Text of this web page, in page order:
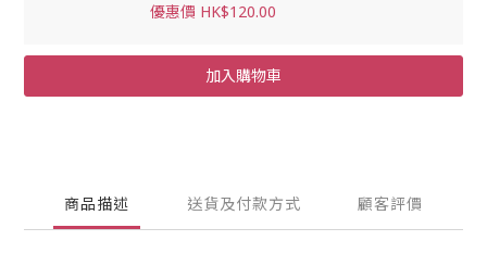
優惠價 HK$120.00
加入購物車
商品描述 送貨及付款方式 顧客評價